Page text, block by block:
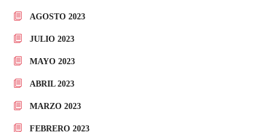
AGOSTO 2023
JULIO 2023
MAYO 2023
ABRIL 2023
MARZO 2023
FEBRERO 2023